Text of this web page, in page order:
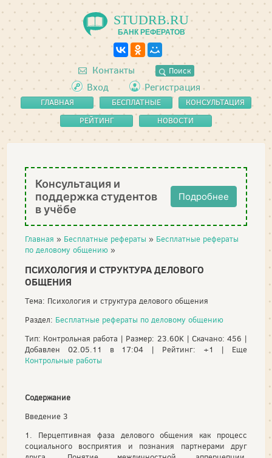
STUDRB.RU
БАНК РЕФЕРАТОВ
Контакты Поиск
Вход Регистрация
ГЛАВНАЯ
БЕСПЛАТНЫЕ
РЕФЕРАТЫ
КОНСУЛЬТАЦИЯ
РЕЙТИНГ
НОВОСТИ
Консультация и
поддержка студентов
в учёбе
Подробнее
Главная » Бесплатные рефераты » Бесплатные рефераты
по деловому общению »
ПСИХОЛОГИЯ И СТРУКТУРА ДЕЛОВОГО
ОБЩЕНИЯ
Тема: Психология и структура делового общения
Раздел: Бесплатные рефераты по деловому общению
Тип: Контрольная работа | Размер: 23.60K | Скачано: 456 |
Добавлен 02.05.11 в 17:04 | Рейтинг: +1 | Еще
Контрольные работы
Содержание
Введение 3
1. Перцептивная фаза делового общения как процесс
социального восприятия и познания партнерами друг